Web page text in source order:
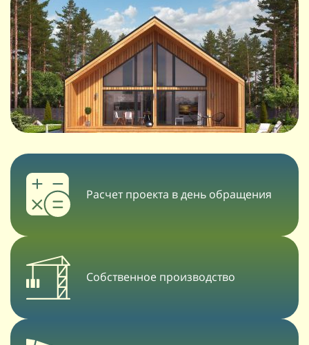
Расчет проекта в день обращения
Собственное производство